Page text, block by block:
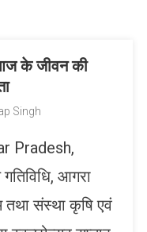
आज के जीवन की
Singh
Pradesh,
आगरा
संस्था कृषि एवं